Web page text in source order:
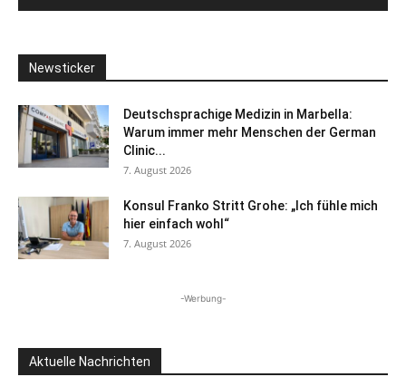
Newsticker
Deutschsprachige Medizin in Marbella:
Warum immer mehr Menschen der German
Clinic...
7. August 2026
Konsul Franko Stritt Grohe: „Ich fühle mich
hier einfach wohl“
7. August 2026
-Werbung-
Aktuelle Nachrichten